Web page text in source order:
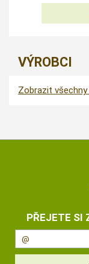
VÝROBCI
Zobrazit
PŘEJETE SI